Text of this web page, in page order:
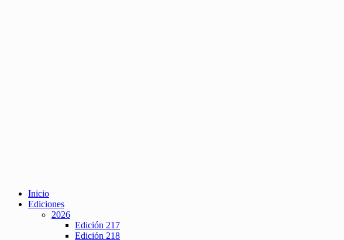
Inicio
Ediciones
2026
Edición 217
Edición 218